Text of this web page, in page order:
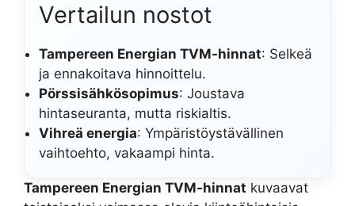
Vertailun nostot
Tampereen Energian TVM-hinnat: Selkeä
ja ennakoitava hinnoittelu.
Pörssisähkösopimus: Joustava
hintaseuranta, mutta riskialtis.
Vihreä energia: Ympäristöystävällinen
vaihtoehto, vakaampi hinta.
Tampereen Energian TVM-hinnat kuvaavat